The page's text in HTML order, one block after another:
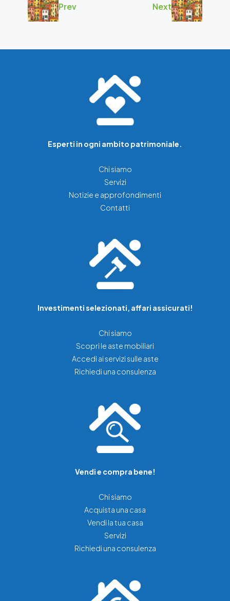
Prev Next
Esperti in ogni ambito patrimoniale.
Chi siamo
Servizi
Notizie e approfondimenti
Contatti
Investimenti selezionati, affari assicurati!
Chi siamo
Scopri le aste mobiliari
Accedi ai servizi sulle aste
Richiedi una consulenza
Vendi e compra bene!
Chi siamo
Acquista una casa
Vendi la tua casa
Servizi
Richiedi una consulenza